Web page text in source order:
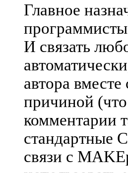
Главное
И связать
автора
причиной
комментарии
стандартные
связи с